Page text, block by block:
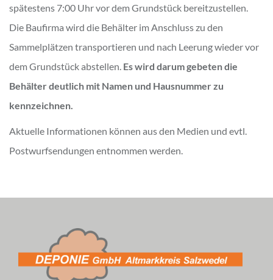
spätestens 7:00 Uhr vor dem Grundstück bereitzustellen.
Die Baufirma wird die Behälter im Anschluss zu den
Sammelplätzen transportieren und nach Leerung wieder vor
dem Grundstück abstellen. Es wird darum gebeten die
Behälter deutlich mit Namen und Hausnummer zu
kennzeichnen.
Aktuelle Informationen können aus den Medien und evtl.
Postwurfsendungen entnommen werden.